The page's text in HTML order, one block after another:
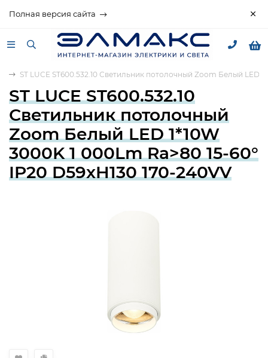
Полная версия сайта
ST LUCE ST600.532.10 Светильник потолочный Zoom Белый LED
ST LUCE ST600.532.10
Светильник потолочный
Zoom Белый LED 1*10W
3000K 1 000Lm Ra>80 15-60°
IP20 D59xH130 170-240VV